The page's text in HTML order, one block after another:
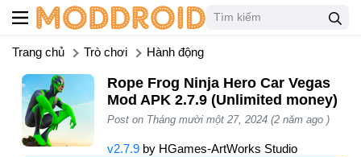
Trang chủ Trò chơi Hành động
Rope Frog Ninja Hero Car Vegas
Mod APK 2.7.9 (Unlimited money)
Post on Tháng mười một 27, 2024 (2 năm ago )
v2.7.9by HGames-ArtWorks Studio